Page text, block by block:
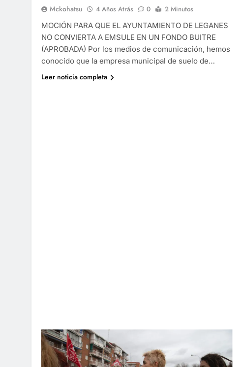
Mckohatsu 4 Años Atrás 0
2 Minutos
MOCIÓN PARA QUE EL AYUNTAMIENTO DE LEGANES
NO CONVIERTA A EMSULE EN UN FONDO BUITRE
(APROBADA) Por los medios de comunicación, hemos
conocido que la empresa municipal de suelo de…
Leer noticia completa